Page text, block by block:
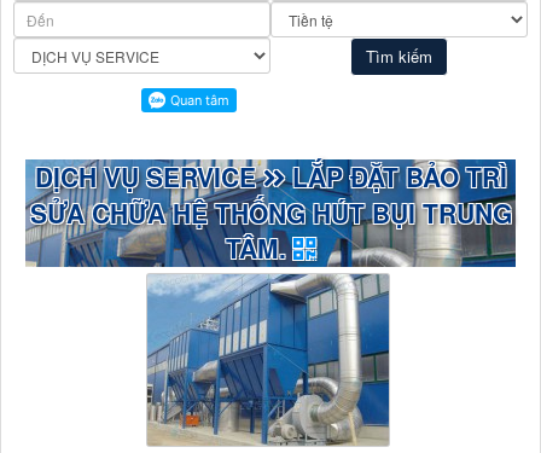
DỊCH VỤ SERVICE LẮP ĐẶT BẢO TRÌ
SỬA CHỮA HỆ THỐNG HÚT BỤI TRUNG
TÂM.